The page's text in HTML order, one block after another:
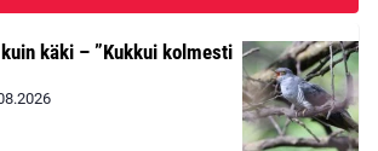
käki – ”Kukkui kolmesti